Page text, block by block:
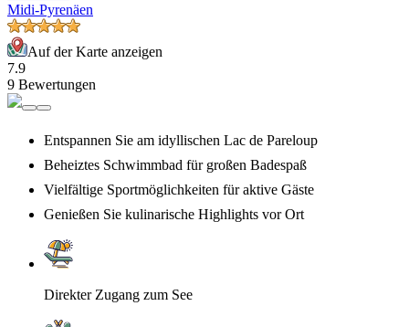
Midi-Pyrenäen
Auf der Karte anzeigen
7.9
9 Bewertungen
Entspannen Sie am idyllischen Lac de Pareloup
Beheiztes Schwimmbad für großen Badespaß
Vielfältige Sportmöglichkeiten für aktive Gäste
Genießen Sie kulinarische Highlights vor Ort
Direkter Zugang zum See